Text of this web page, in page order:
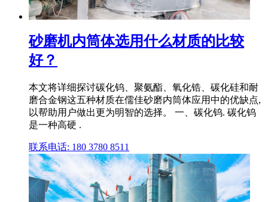
砂磨机内筒体选用什么材质的比较
好？
本文将详细探讨碳化钨、聚氨酯、氧化锆、碳化硅和耐
磨合金钢这五种材质在儒佳砂磨内筒体应用中的优缺点,
以帮助用户做出更为明智的选择。 一、碳化钨. 碳化钨
是一种高硬 .
联系电话: 180 3780 8511